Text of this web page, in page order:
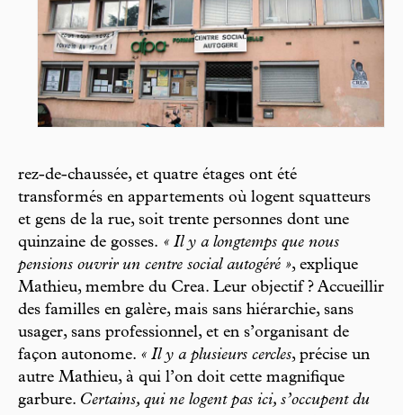
rez-de-chaussée, et quatre étages ont été
transformés en appartements où logent squatteurs
et gens de la rue, soit trente personnes dont une
quinzaine de gosses. « Il y a longtemps que nous
pensions ouvrir un centre social autogéré », explique
Mathieu, membre du Crea. Leur objectif ? Accueillir
des familles en galère, mais sans hiérarchie, sans
usager, sans professionnel, et en s’organisant de
façon autonome. « Il y a plusieurs cercles, précise un
autre Mathieu, à qui l’on doit cette magnifique
garbure. Certains, qui ne logent pas ici, s’occupent du